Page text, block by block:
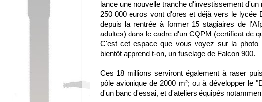
lance une nouvelle tranche d'investissement
250 000 euros vont d'ores et déjà vers le lycée
depuis la rentrée à former 15 stagiaires de
adultes) dans le cadre d'un CQPM (certificat de
C'est cet espace que vous voyez sur la photo
bientôt apprend t-on, un fuselage de Falcon 900.
Ces 18 millions serviront également à raser
pôle avionique de 2000 m²; ou à développer le
d'un banc d'essai, et d'ateliers équipés